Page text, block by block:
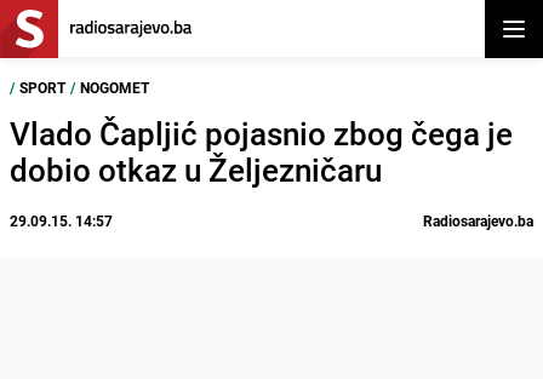
/ SPORT / NOGOMET
Vlado Čapljić pojasnio zbog čega je
dobio otkaz u Željezničaru
29.09.15. 14:57 Radiosarajevo.ba